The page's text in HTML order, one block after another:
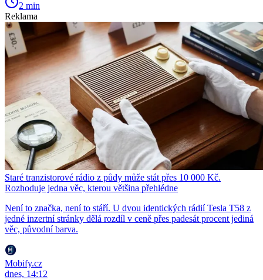
2 min
Reklama
Staré tranzistorové rádio z půdy může stát přes 10 000 Kč.
Rozhoduje jedna věc, kterou většina přehlédne
Není to značka, není to stáří. U dvou identických rádií Tesla T58 z
jedné inzertní stránky dělá rozdíl v ceně přes padesát procent jediná
věc, původní barva.
Mobify.cz
dnes, 14:12